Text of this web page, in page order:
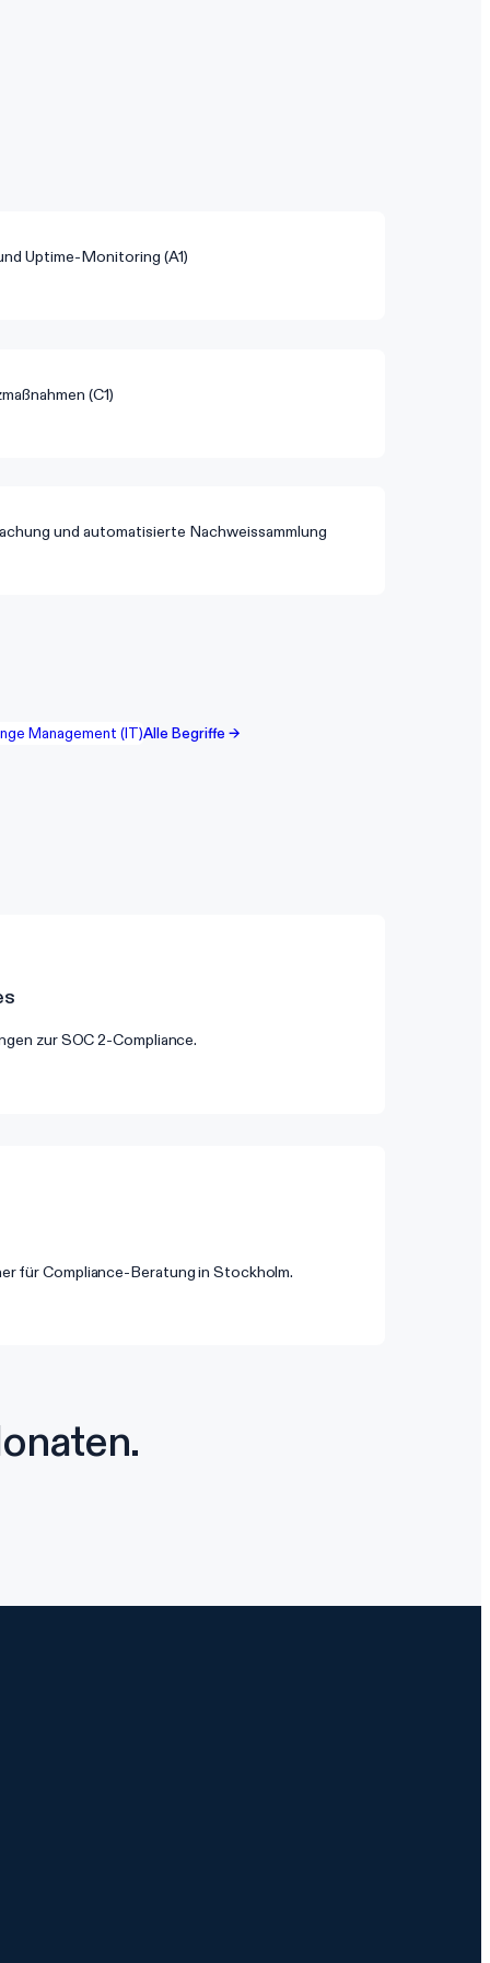
Uptime-Monitoring (A1)
(C1)
und automatisierte Nachweissammlung
Management (IT)Alle Begriffe →
zur SOC 2-Compliance.
für Compliance-Beratung in Stockholm.